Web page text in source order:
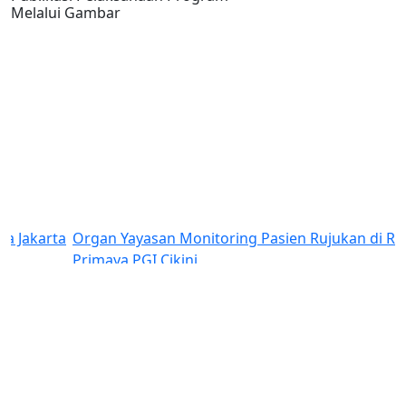
Melalui Gambar
Organ Yayasan Monitoring Pasien Rujukan di RS
Primaya PGI Cikini